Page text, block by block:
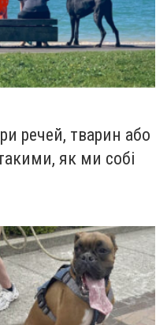
речей, тварин або
як ми собі